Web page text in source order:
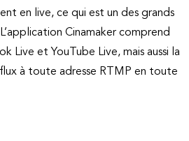
en live, ce qui est un des grands
Cinamaker comprend
Live et YouTube Live, mais aussi la
à toute adresse RTMP en toute